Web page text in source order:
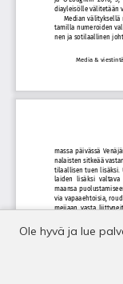
Ole hyvä ja lue